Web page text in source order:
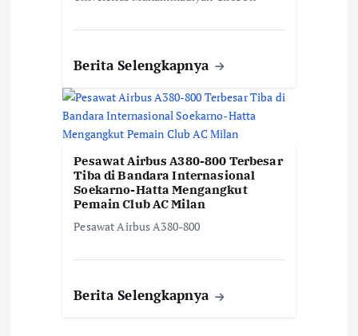
Berita Selengkapnya
Pesawat Airbus A380-800 Terbesar
Tiba di Bandara Internasional
Soekarno-Hatta Mengangkut
Pemain Club AC Milan
Pesawat Airbus A380-800
Berita Selengkapnya